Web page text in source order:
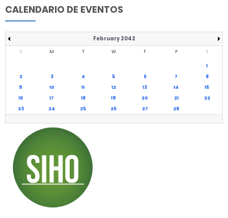
CALENDARIO DE EVENTOS
February 2042
S M T W T F S
1
2
3 4 5 6 7
8
9
10 11 12 13 14
15
16
17 18 19 20 21
22
23
24 25 26 27 28